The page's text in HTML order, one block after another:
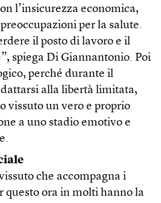
l’insicurezza economica,
per la salute.
il posto di lavoro e il
spiega Di Giannantonio. Poi
perché durante il
alla libertà limitata,
vissuto un vero e proprio
a uno stadio emotivo e
che accompagna i
questo ora in molti hanno la